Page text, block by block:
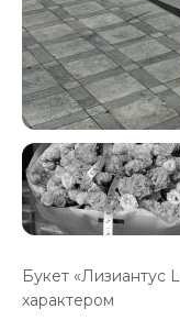
Букет «Лизиантус
характером